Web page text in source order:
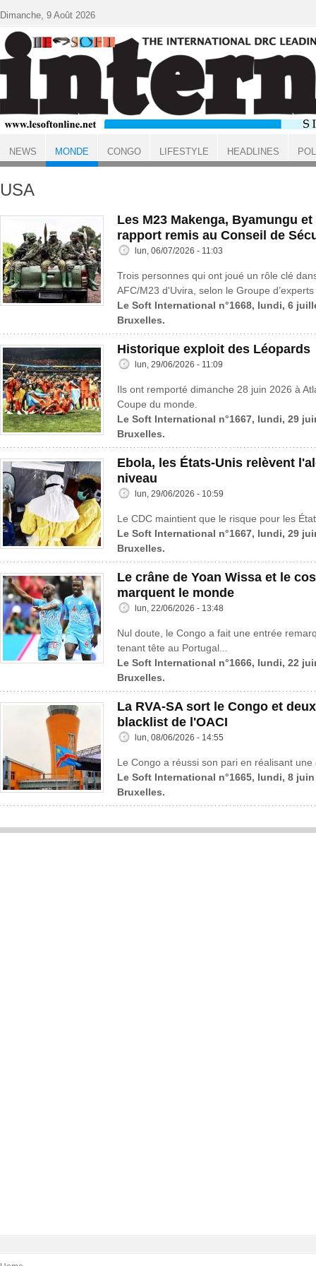
ACCUEIL MONDE
USA
Les M23 Makenga, Byamungu
rapport remis au Conseil de
lun, 06/07/2026 - 11:03
Trois personnes qui ont joué un rôle clé
AFC/M23 d'Uvira, selon le Groupe
Le Soft International n°1668, lundi, 6
Bruxelles.
Historique exploit des Léopards
lun, 29/06/2026 - 11:09
Ils ont remporté dimanche 28 juin 2026 à
Coupe du monde.
Le Soft International n°1667, lundi, 29
Bruxelles.
Ebola, les États-Unis relèvent
niveau
lun, 29/06/2026 - 10:59
Le CDC maintient que le risque pour les
Le Soft International n°1667, lundi, 29
Bruxelles.
Le crâne de Yoan Wissa et le
marquent le monde
lun, 22/06/2026 - 13:48
Nul doute, le Congo a fait une entrée
tenant tête au Portugal...
Le Soft International n°1666, lundi, 22
Bruxelles.
La RVA-SA sort le Congo et
blacklist de l'OACI
lun, 08/06/2026 - 14:55
Le Congo a réussi son pari en réalisant une
Le Soft International n°1665, lundi, 8
Bruxelles.
Dimanche, 9 Août 2026
NEWS MONDE CONGO LIFESTYLE HEADLINES